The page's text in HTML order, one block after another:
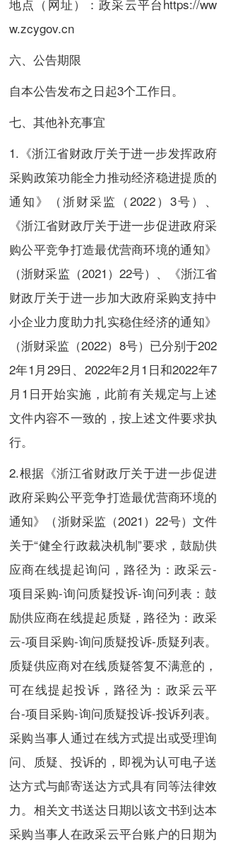
地点（网址）：政采云平台 https://ww
w.zcygov.cn
六、公告期限
自本公告发布之日起3个工作日。
七、其他补充事宜
1.《浙江省财政厅关于进一步发挥政府
采购政策功能全力推动经济稳进提质的
通知》（浙财采监（2022）3号）、
《浙江省财政厅关于进一步促进政府采
购公平竞争打造最优营商环境的通知》
（浙财采监（2021）22号）、《浙江省
财政厅关于进一步加大政府采购支持中
小企业力度助力扎实稳住经济的通知》
（浙财采监（2022）8号）已分别于202
2年1月29日、2022年2月1日和2022年7
月1日开始实施，此前有关规定与上述
文件内容不一致的，按上述文件要求执
行。
2.根据《浙江省财政厅关于进一步促进
政府采购公平竞争打造最优营商环境的
通知》（浙财采监（2021）22号）文件
关于“健全行政裁决机制”要求，鼓励供
应商在线提起询问，路径为：政采云-
项目采购-询问质疑投诉-询问列表：鼓
励供应商在线提起质疑，路径为：政采
云-项目采购-询问质疑投诉-质疑列表。
质疑供应商对在线质疑答复不满意的，
可在线提起投诉，路径为：政采云平
台-项目采购-询问质疑投诉-投诉列表。
采购当事人通过在线方式提出或受理询
问、质疑、投诉的，即视为认可电子送
达方式与邮寄送达方式具有同等法律效
力。相关文书送达日期以该文书到达本
采购当事人在政采云平台账户的日期为